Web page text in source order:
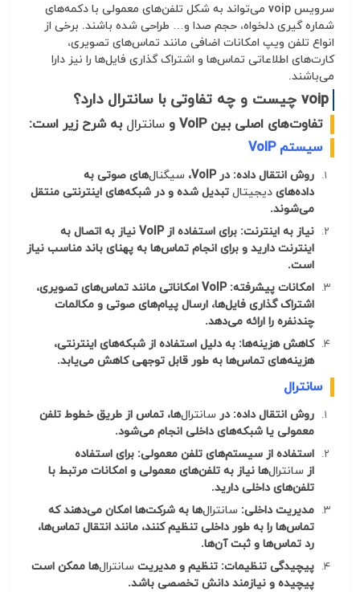
سرویس voip می‌تواند به شکل تلفن‌های معمولی با دکمه‌های
شماره گیری دلخواه، حجم صدا و… طراحی شده باشند. برخی از
انواع تلفن ویپ امکانات اضافی مانند تماس‌های تصویری،
کارت‌های اطلاعاتی تماس‌ها و اشتراک گذاری فایل‌ها را نیز دارا
می‌باشند.
voip چیست و چه تفاوتی با سانترال دارد؟
تفاوت‌های اصلی بین VoIP و سانترال به شرح زیر است:
سیستم VoIP
روش انتقال داده: در VoIP، سیگنال‌های صوتی به
داده‌های دیجیتال تبدیل شده و در شبکه‌های اینترنتی منتقل
می‌شوند.
نیاز به اینترنت: برای استفاده از VoIP نیاز به اتصال به
اینترنت دارید و برای انجام تماس‌ها به پهنای باند مناسب نیاز
است.
امکانات پیشرفته: VoIP امکاناتی مانند تماس‌های تصویری،
اشتراک گذاری فایل‌ها، ارسال پیام‌های صوتی و مکالمات
چندنفره را ارائه می‌دهد.
کاهش هزینه‌ها: به دلیل استفاده از شبکه‌های اینترنتی،
هزینه‌های تماس‌ها به طور قابل توجهی کاهش می‌یابد.
سانترال
روش انتقال داده: در سانترال‌ها، تماس از طریق خطوط تلفن
معمولی یا شبکه‌های داخلی انجام می‌شود.
استفاده از سیستم‌های تلفن معمولی: برای استفاده
از سانترال‌ها نیاز به تلفن‌های معمولی و امکانات مرتبط با
تلفن‌های داخلی دارید.
مدیریت داخلی: سانترال‌ها به شرکت‌ها امکان می‌دهند که
تماس‌ها را به طور داخلی تنظیم کنند، مانند انتقال تماس‌ها،
رد تماس‌ها و ثبت آن‌ها.
پیچیدگی تنظیمات: تنظیم و مدیریت سانترال‌ها ممکن است
پیچیده و نیازمند دانش تخصصی باشد.